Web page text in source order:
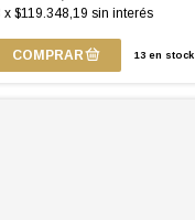
x $119.348,19 sin interés
13en stock